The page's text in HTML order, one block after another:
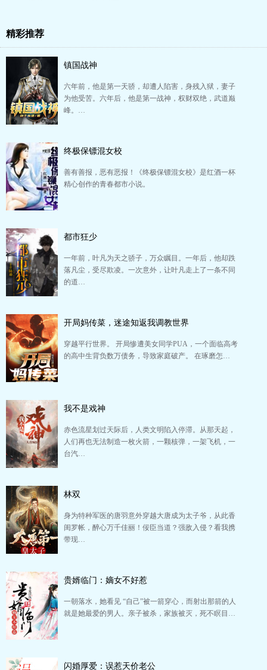
精彩推荐
镇国战神
六年前，他是第一天骄，却遭人陷害，身残入狱，妻子
为他受苦。六年后，他是第一战神，权财双绝，武道巅
峰。…
终极保镖混女校
善有善报，恶有恶报！《终极保镖混女校》是红酒一杯
精心创作的青春都市小说。
都市狂少
一年前，叶凡为天之骄子，万众瞩目。一年后，他却跌
落凡尘，受尽欺凌。一次意外，让叶凡走上了一条不同
的道…
开局妈传菜，迷途知返我调教世界
穿越平行世界。 开局惨遭美女同学PUA，一个面临高考
的高中生背负数万债务，导致家庭破产。 在琢磨怎…
我不是戏神
赤色流星划过天际后，人类文明陷入停滞。从那天起，
人们再也无法制造一枚火箭，一颗核弹，一架飞机，一
台汽…
林双
身为特种军医的唐羽意外穿越大唐成为太子爷，从此香
闺罗帐，醉心万千佳丽！佞臣当道？强敌入侵？看我携
带现…
贵婿临门：嫡女不好惹
一朝落水，她看见 “自己”被一箭穿心，而射出那箭的人
就是她最爱的男人。亲子被杀，家族被灭，死不瞑目…
闪婚厚爱：误惹天价老公